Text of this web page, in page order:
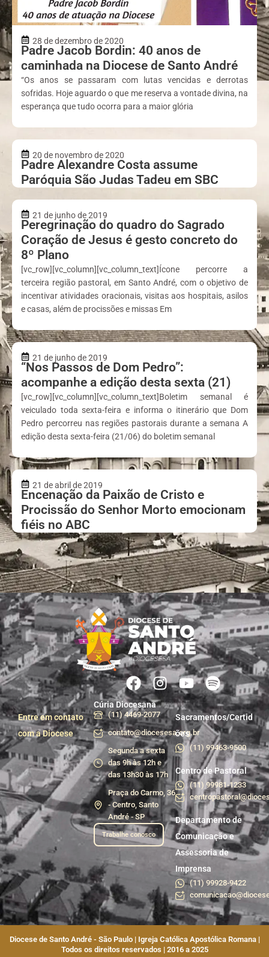
28 de dezembro de 2020
Padre Jacob Bordin: 40 anos de
caminhada na Diocese de Santo André
“Os anos se passaram com lutas vencidas e derrotas
sofridas. Hoje aguardo o que me reserva a vontade divina, na
esperança que tudo ocorra para a maior glória
20 de novembro de 2020
Padre Alexandre Costa assume
Paróquia São Judas Tadeu em SBC
21 de junho de 2019
Peregrinação do quadro do Sagrado
Coração de Jesus é gesto concreto do
8º Plano
[vc_row][vc_column][vc_column_text]Ícone percorre a
terceira região pastoral, em Santo André, com o objetivo de
incentivar atividades oracionais, visitas aos hospitais, asilos
e casas, além de procissões e missas Em
21 de junho de 2019
“Nos Passos de Dom Pedro”:
acompanhe a edição desta sexta (21)
[vc_row][vc_column][vc_column_text]Boletim semanal é
veiculado toda sexta-feira e informa o itinerário que Dom
Pedro percorreu nas regiões pastorais durante a semana A
edição desta sexta-feira (21/06) do boletim semanal
21 de abril de 2019
Encenação da Paixão de Cristo e
Procissão do Senhor Morto emocionam
fiéis no ABC
Entre em contato
com a Diocese
Cúria Diocesana
(11) 4469-2077
contato@diocesesa.org.br
Segunda a sexta
das 9h às 12h e
das 13h30 às 17h
Praça do Carmo, 36
- Centro, Santo
André - SP
Trabalhe conosco
Sacramentos/Certid
ões
(11) 99463-9500
Centro de Pastoral
(11) 99981-1233
Departamento de
Comunicação e
Assessoria de
Imprensa
(11) 99928-9422
Diocese de Santo André - São Paulo | Igreja Católica Apostólica Romana |
Todos os direitos reservados | 2016 a 2025